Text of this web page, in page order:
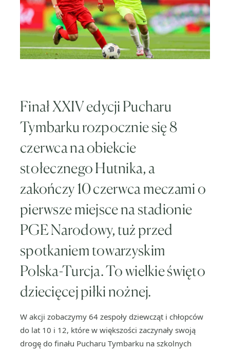
Finał XXIV edycji Pucharu
Tymbarku rozpocznie się 8
czerwca na obiekcie
stołecznego Hutnika, a
zakończy 10 czerwca meczami o
pierwsze miejsce na stadionie
PGE Narodowy, tuż przed
spotkaniem towarzyskim
Polska-Turcja. To wielkie święto
dziecięcej piłki nożnej.
W akcji zobaczymy 64 zespoły dziewcząt i chłopców
do lat 10 i 12, które w większości zaczynały swoją
drogę do finału Pucharu Tymbarku na szkolnych